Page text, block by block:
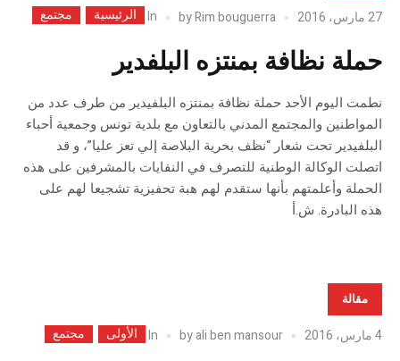
27 مارس، 2016 byRim bouguerra
In الرئيسية مجتمع
حملة نظافة بمنتزه البلفدير
نطمت اليوم الأحد حملة نظافة بمنتزه البلفيدير من طرف عدد من
المواطنين والمجتمع المدني بالتعاون مع بلدية تونس وجمعية أحباء
البلفيدير تحت شعار “نظف بحرية البلاصة إلي تعز عليا”، و قد
اتصلت الوكالة الوطنية للتصرف في النفايات بالمشرفين على هذه
الحملة وأعلمتهم بأنها ستقدم لهم هبة تحفيزية تشجيعا لهم على
هذه البادرة. ش.أ
مقالة
4 مارس، 2016 byali ben mansour
In الأولى مجتمع